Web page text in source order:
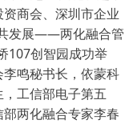
商会、深圳市企业
发展——两化融合管
107创智园成功举
鸣秘书长，依蒙科
工信部电子第五
两化融合专家李春